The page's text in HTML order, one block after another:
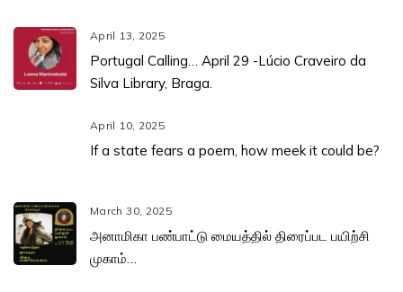
April 13, 2025
Portugal Calling… April 29 -Lúcio Craveiro da
Silva Library, Braga.
April 10, 2025
If a state fears a poem, how meek it could be?
March 30, 2025
அனாமிகா பண்பாட்டு மையத்தில் திரைப்பட பயிற்சி
முகாம்…